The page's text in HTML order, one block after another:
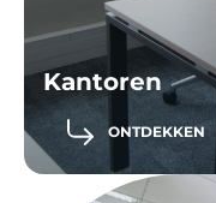
Kantoren
ONTDEKKEN